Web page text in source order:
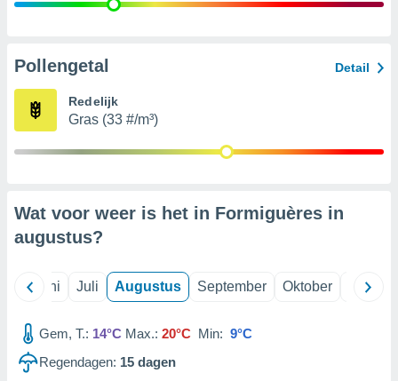
Pollengetal Detail
Redelijk
Gras (33 #/m³)
Wat voor weer is het in Formiguères in
augustus?
Juni Juli Augustus September Oktober
Gem, T.: 14°C Max.: 20°C Min: 9°C
Regendagen: 15 dagen